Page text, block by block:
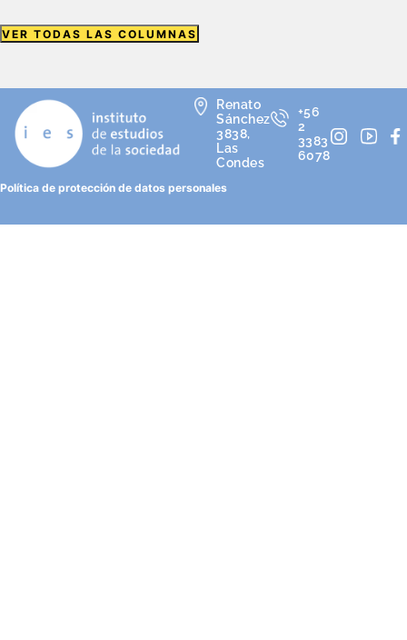
VER TODAS LAS COLUMNAS
Renato
Sánchez
3838,
Las
Condes
+56
2
3383
6078
Política de protección de datos personales